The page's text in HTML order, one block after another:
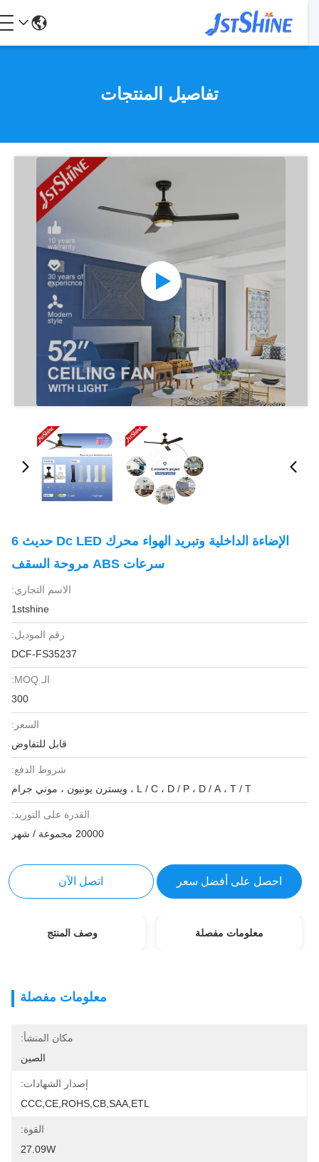
تفاصيل المنتجات
الإضاءة الداخلية وتبريد الهواء محرك Dc LED حديث 6
سرعات ABS مروحة السقف
الاسم التجاري:
1stshine
رقم الموديل:
DCF-FS35237
الـ MOQ:
300
السعر:
قابل للتفاوض
شروط الدفع:
L / C ، D / P ، D / A ، T / T ، ويسترن يونيون ، موني جرام
القدرة على التوريد:
20000 مجموعة / شهر
احصل على أفضل سعر اتصل الآن
معلومات مفصلة وصف المنتج
معلومات مفصلة
مكان المنشأ:
الصين
إصدار الشهادات:
CCC,CE,ROHS,CB,SAA,ETL
القوة:
27.09W